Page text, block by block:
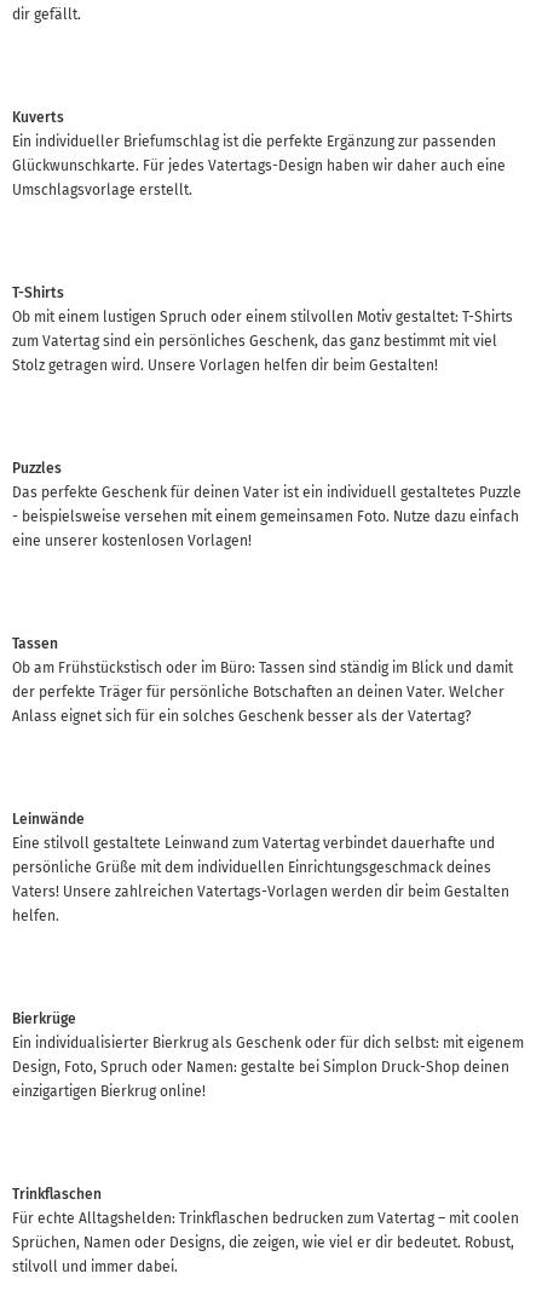
dir gefällt.
Kuverts
Ein individueller Briefumschlag ist die perfekte Ergänzung zur passenden
Glückwunschkarte. Für jedes Vatertags-Design haben wir daher auch eine
Umschlagsvorlage erstellt.
T-Shirts
Ob mit einem lustigen Spruch oder einem stilvollen Motiv gestaltet: T-Shirts
zum Vatertag sind ein persönliches Geschenk, das ganz bestimmt mit viel
Stolz getragen wird. Unsere Vorlagen helfen dir beim Gestalten!
Puzzles
Das perfekte Geschenk für deinen Vater ist ein individuell gestaltetes Puzzle
- beispielsweise versehen mit einem gemeinsamen Foto. Nutze dazu einfach
eine unserer kostenlosen Vorlagen!
Tassen
Ob am Frühstückstisch oder im Büro: Tassen sind ständig im Blick und damit
der perfekte Träger für persönliche Botschaften an deinen Vater. Welcher
Anlass eignet sich für ein solches Geschenk besser als der Vatertag?
Leinwände
Eine stilvoll gestaltete Leinwand zum Vatertag verbindet dauerhafte und
persönliche Grüße mit dem individuellen Einrichtungsgeschmack deines
Vaters! Unsere zahlreichen Vatertags-Vorlagen werden dir beim Gestalten
helfen.
Bierkrüge
Ein individualisierter Bierkrug als Geschenk oder für dich selbst: mit eigenem
Design, Foto, Spruch oder Namen: gestalte bei Simplon Druck-Shop deinen
einzigartigen Bierkrug online!
Trinkflaschen
Für echte Alltagshelden: Trinkflaschen bedrucken zum Vatertag – mit coolen
Sprüchen, Namen oder Designs, die zeigen, wie viel er dir bedeutet. Robust,
stilvoll und immer dabei.